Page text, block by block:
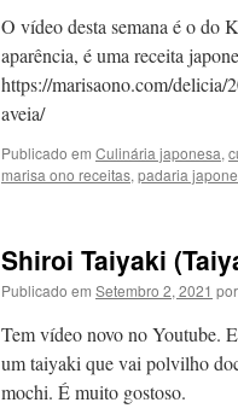
O vídeo desta semana é o do
aparência, é uma receita
https://marisaono.com/
aveia/
Publicado em Culinária japonesa,
marisa ono receitas, padaria
Shiroi Taiyaki
Publicado em Setembro 2, 2021 por
Tem vídeo novo no Youtube.
um taiyaki que vai polvilho
mochi. É muito gostoso.